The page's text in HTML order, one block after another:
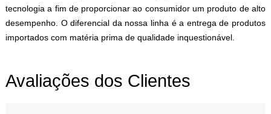
tecnologia a fim de proporcionar ao consumidor um produto de alto
desempenho. O diferencial da nossa linha é a entrega de produtos
importados com matéria prima de qualidade inquestionável.
Avaliações dos Clientes